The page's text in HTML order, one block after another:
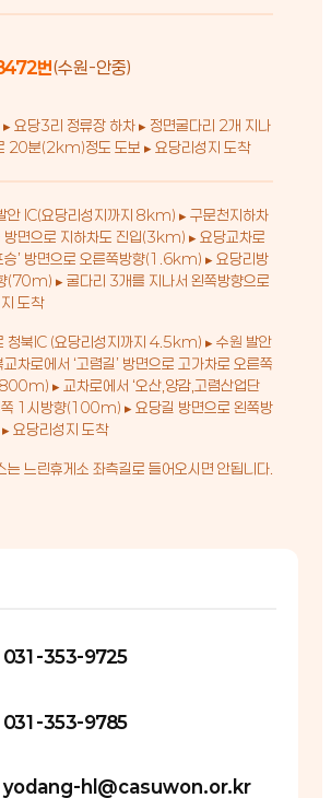
번(수원-안중)
요당3리 정류장 하차 ▸ 정면굴다리 2개 지나
20분(2km)정도 도보 ▸ 요당리성지 도착
안 IC(요당리성지까지 8km) ▸ 구문천지하차
방면으로 지하차도 진입(3km) ▸ 요당교차로
승’ 방면으로 오른쪽방향(1.6km) ▸ 요당리방
(70m) ▸ 굴다리 3개를 지나서 왼쪽방향으로
도착
청북IC (요당리성지까지 4.5km) ▸ 수원 발안
차로에서 ‘고렴길’ 방면으로 고가차로 오른쪽
▸ 교차로에서 ‘오산,양감,고렴산업단
쪽 1시방향(100m) ▸ 요당길 방면으로 왼쪽방
요당리성지 도착
느린휴게소 좌측길로 들어오시면 안됩니다.
031-353-9725
031-353-9785
yodang-hl@casuwon.or.kr